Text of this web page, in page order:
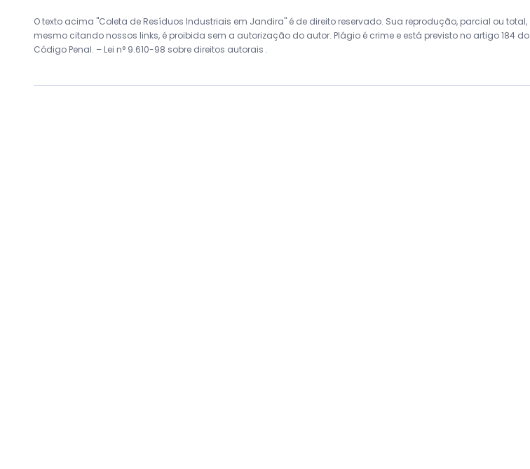
O texto acima "Coleta de Resíduos Industriais em Jandira" é de direito reservado. Sua reprodução, parcial ou total,
mesmo citando nossos links, é proibida sem a autorização do autor. Plágio é crime e está previsto no artigo 184 do
Código Penal. – Lei n° 9.610-98 sobre direitos autorais .